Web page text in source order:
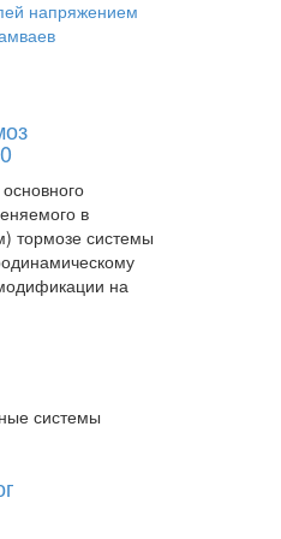
напряжением
в
тормозе системы
на
системы